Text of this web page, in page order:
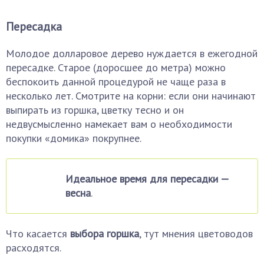
Пересадка
Молодое долларовое дерево нуждается в ежегодной
пересадке. Старое (доросшее до метра) можно
беспокоить данной процедурой не чаще раза в
несколько лет. Смотрите на корни: если они начинают
выпирать из горшка, цветку тесно и он
недвусмысленно намекает вам о необходимости
покупки «домика» покрупнее.
Идеальное время для пересадки —
весна.
Что касается выбора горшка, тут мнения цветоводов
расходятся.